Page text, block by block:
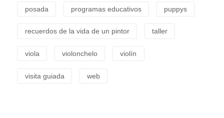
posada programas educativos puppys
recuerdos de la vida de un pintor taller
viola violonchelo violín
visita guiada web